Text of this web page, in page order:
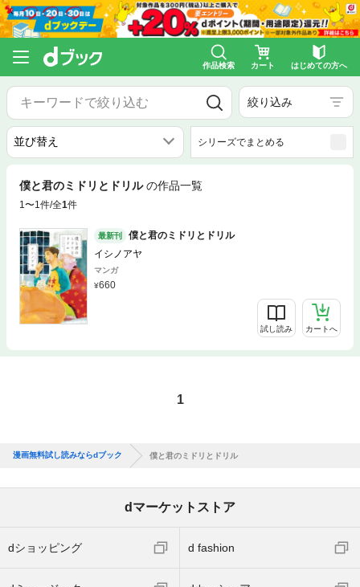
作品検索 カート はじめての方へ
絞り込み
シリーズでまとめる
僕と君のミドリとドリル の作品一覧
1〜1件/全1件
最新刊
僕と君のミドリとドリル
イシノアヤ
マンガ
660
試し読み カートへ
1
漫画無料試し読みならdブック 僕と君のミドリとドリル
dマーケットストア
dショッピング d fashion